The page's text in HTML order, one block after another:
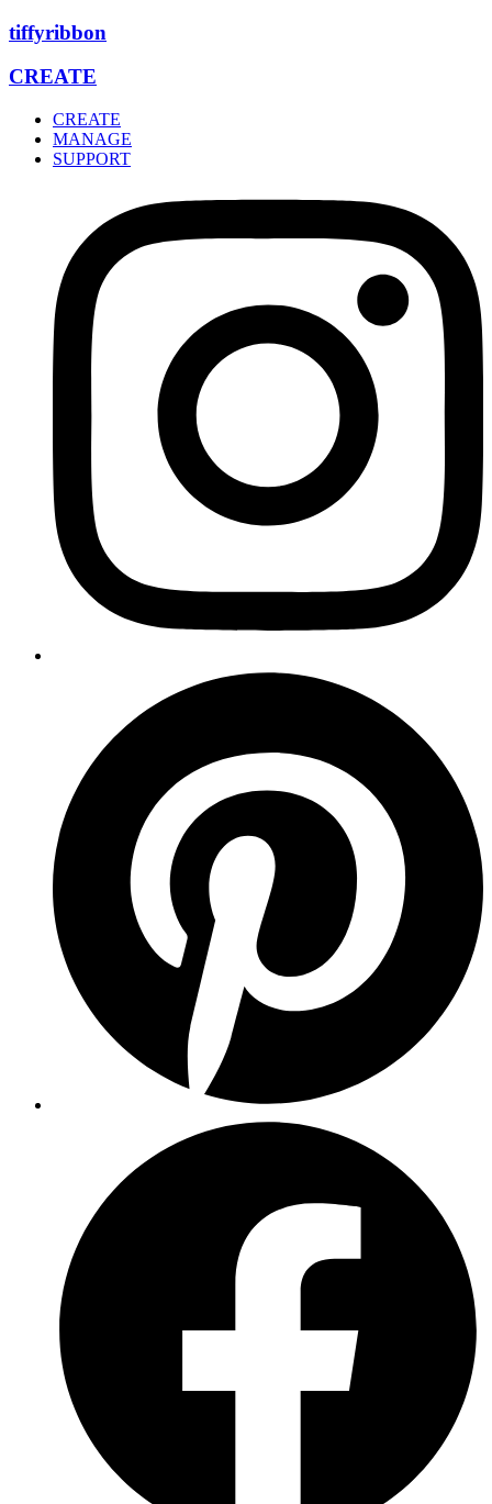
Zum
Inhalt
wechseln
tiffyribbon
CREATE
CREATE
MANAGE
SUPPORT